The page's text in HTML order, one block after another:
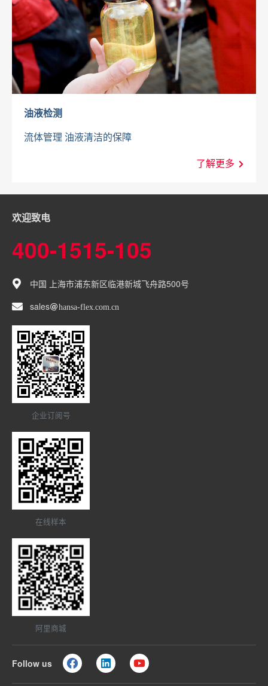
油液检测
流体管理 油液清洁的保障
了解更多
欢迎致电
400-1515-105
中国 上海市浦东新区临港新城飞舟路500号
sales
hansa-flex com cn
企业订阅号
在线样本
阿里商城
Follow us